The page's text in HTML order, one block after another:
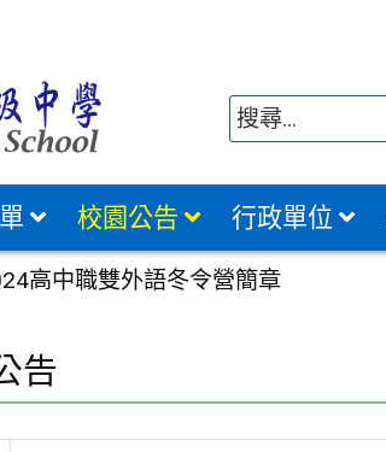
校園公告 行政單位
高中職雙外語冬令營簡章
告